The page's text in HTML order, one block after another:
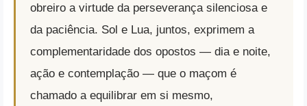
obreiro a virtude da perseverança silenciosa e
da paciência. Sol e Lua, juntos, exprimem a
complementaridade dos opostos — dia e noite,
ação e contemplação — que o maçom é
chamado a equilibrar em si mesmo,